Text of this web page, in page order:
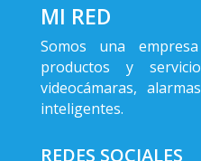
MI RED
Somos una
productos y
videocámaras,
inteligentes.
REDES SOCIALES